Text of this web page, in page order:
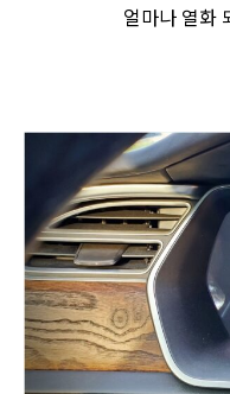
얼마나 열화